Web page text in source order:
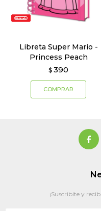
Libreta Super Mario -
Princess Peach
$ 390

¡Suscribite y